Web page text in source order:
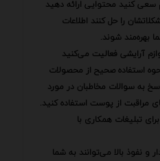
کنید محتوایی ارائه دهید
را حل کنند اطلاعات
بهره‌مند شوند.
آرایشی فعالیت می‌کنید
استفاده صحیح از محصولات
به سوالات مخاطبان در مورد
مراقبت از پوست استفاده کنید.
تبلیغات همکاری با
و نفوذ بالا می‌توانند به شما